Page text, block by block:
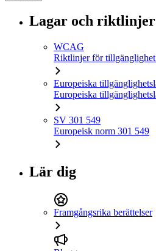
Lagar och riktlinjer
WCAG
Riktlinjer för
Europeiska
Europeiska
SV 301 549
Europeisk norm 301 549
Lär dig
Framgångsrika berättelser